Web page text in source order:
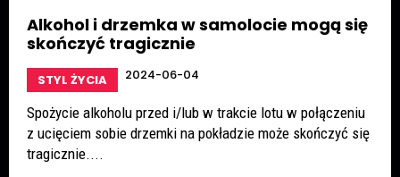
Alkohol i drzemka w samolocie mogą się
skończyć tragicznie
STYL ŻYCIA 2024-06-04
Spożycie alkoholu przed i/lub w trakcie lotu w połączeniu
z ucięciem sobie drzemki na pokładzie może skończyć się
tragicznie....